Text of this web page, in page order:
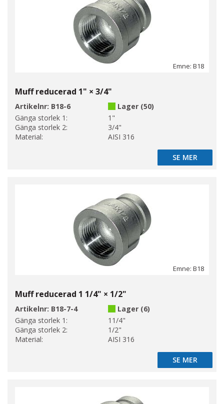
Emne: B18
Muff reducerad 1" × 3/4"
Artikelnr: B18-6
Lager (50)
Gänga storlek 1:
1"
Gänga storlek 2:
3/4"
Material:
AISI 316
SE MER
SE MER
Emne: B18
Muff reducerad 1 1/4" × 1/2"
Artikelnr: B18-7-4
Lager (6)
Gänga storlek 1:
11/4"
Gänga storlek 2:
1/2"
Material:
AISI 316
SE MER
SE MER